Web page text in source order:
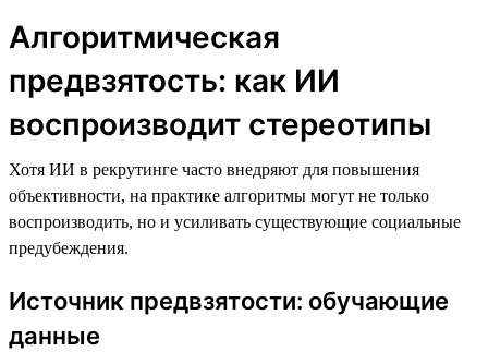
Алгоритмическая
предвзятость: как ИИ
воспроизводит стереотипы
Хотя ИИ в рекрутинге часто внедряют для повышения
объективности, на практике алгоритмы могут не только
воспроизводить, но и усиливать существующие социальные
предубеждения.
Источник предвзятости: обучающие
данные